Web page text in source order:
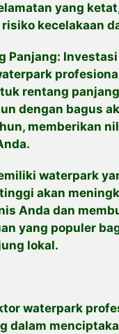
yang
kecelakaan
Panjang:
rentang
dengan bagus
memberikan
waterpark
akan
Anda dan
yang populer
lokal.
waterpark
dalam